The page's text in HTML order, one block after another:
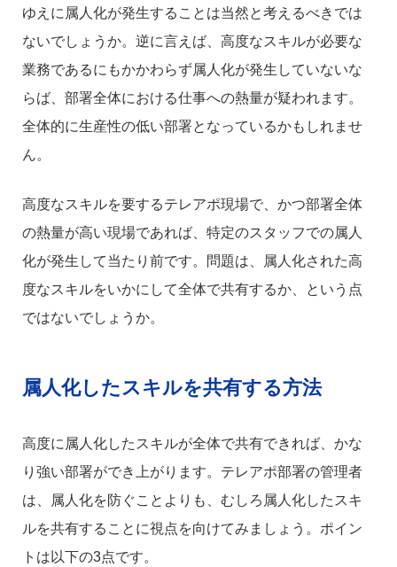
ゆえに属人化が発生することは当然と考えるべきでは
ないでしょうか。逆に言えば、高度なスキルが必要な
業務であるにもかかわらず属人化が発生していないな
らば、部署全体における仕事への熱量が疑われます。
全体的に生産性の低い部署となっているかもしれませ
ん。
高度なスキルを要するテレアポ現場で、かつ部署全体
の熱量が高い現場であれば、特定のスタッフでの属人
化が発生して当たり前です。問題は、属人化された高
度なスキルをいかにして全体で共有するか、という点
ではないでしょうか。
属人化したスキルを共有する方法
高度に属人化したスキルが全体で共有できれば、かな
り強い部署ができ上がります。テレアポ部署の管理者
は、属人化を防ぐことよりも、むしろ属人化したスキ
ルを共有することに視点を向けてみましょう。ポイン
トは以下の3点です。